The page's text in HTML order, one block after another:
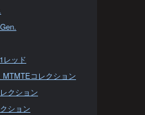
レッド
コレクション
クション
ション